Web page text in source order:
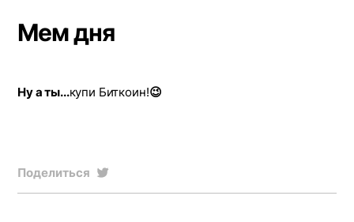
Мем дня
Ну а ты...купи Биткоин!😉
Поделиться